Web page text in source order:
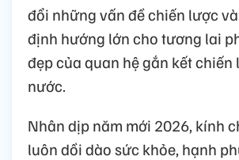
đổi những vấn đề chiến lược
định hướng lớn cho tương lai
đẹp của quan hệ gắn kết
nước.
Nhân dịp năm mới 2026, kính
luôn dồi dào sức khỏe, hạnh